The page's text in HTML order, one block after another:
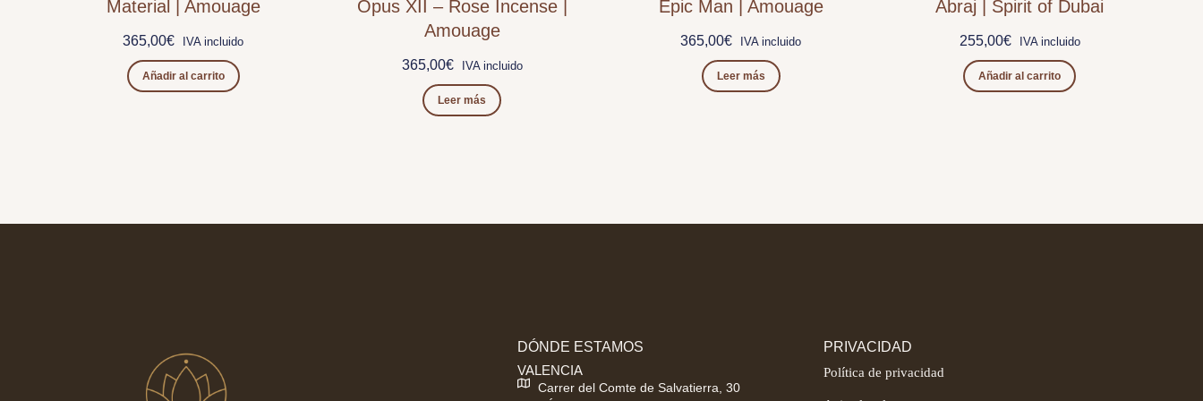
Material | Amouage
365,00€ IVA incluido
Añadir al carrito
Opus XII – Rose Incense |
Amouage
365,00€ IVA incluido
Leer más
Epic Man | Amouage
365,00€ IVA incluido
Leer más
Abraj | Spirit of Dubai
255,00€ IVA incluido
Añadir al carrito
DÓNDE ESTAMOS
VALENCIA
Carrer del Comte de Salvatierra, 30
PRIVACIDAD
Política de privacidad